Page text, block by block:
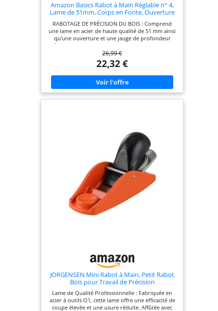
Amazon Basics Rabot à Main Réglable n° 4,
Lame de 51mm, Corps en Fonte, Ouverture
et Jauge de Profondeur Réglables, Rabotage
Lisse pour la Menuiserie et la Charpenterie
— Gris/Noir
RABOTAGE DE PRÉCISION DU BOIS : Comprend
une lame en acier de haute qualité de 51 mm ainsi
qu’une ouverture et une jauge de profondeur
réglables, permet un lissage, un rabotage et une
finition précis des surfaces en bois
CONSTRUCTION ROBUSTE EN FONTE : Le corps en
fonte robuste assure stabilité et performances
durables tout en réduisant les vibrations pour des
coupes plus nettes et une finition professionnelle
DESIGN ERGONOMIQUE CONFORTABLE : Équipé
de poignées avant et arrière (poignée avant +
Grâce aux vis de réglage et au capuchon du levier,
vous pouvez régler avec précision la position et la
profondeur de la lame ; comprend des
instructions dans le manuel d’utilisation pour
maintenir la semelle à plat pour de meilleurs
résultats IDÉAL POUR LES BRICOLEURS ET LES
PROFESSIONNELS : Qu’il s’agisse de raboter les
bords, de tailler des portes, de travailler sur des
meubles ou de réaliser des travaux d’ébénisterie,
ce rabot à main offre un excellent rapport qualité-
prix et des performances de haut niveau ; il
constitue un atout de choix pour un atelier ou un
26,99 €
22,32 €
JORGENSEN Mini Rabot à Main, Petit Rabot
Bois pour Travail de Précision
Lame de Qualité Professionnelle : Fabriquée en
acier à outils O1, cette lame offre une efficacité de
coupe élevée et une usure réduite. Affûtée avec